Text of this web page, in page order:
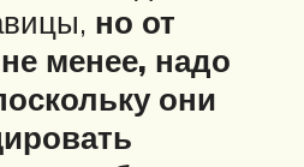
но от
менее, надо
они